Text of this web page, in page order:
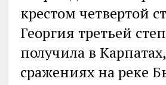
крестом четвертой
Георгия третьей
получила в
сражениях на реке